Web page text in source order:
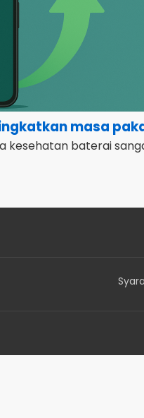
masa
kesehatan baterai